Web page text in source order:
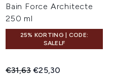
Bain Force Architecte
250 ml
25% KORTING | CODE:
SALELF
Recommended Retail Price:
€31,63Huidige prijs:
€25,30